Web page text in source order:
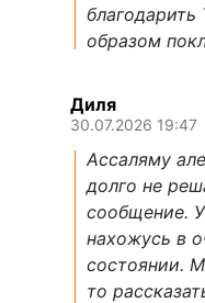
образом
Диля
30.07.2026 19:47
Ассаляму
долго не
сообщение.
нахожусь в
состоянии.
то